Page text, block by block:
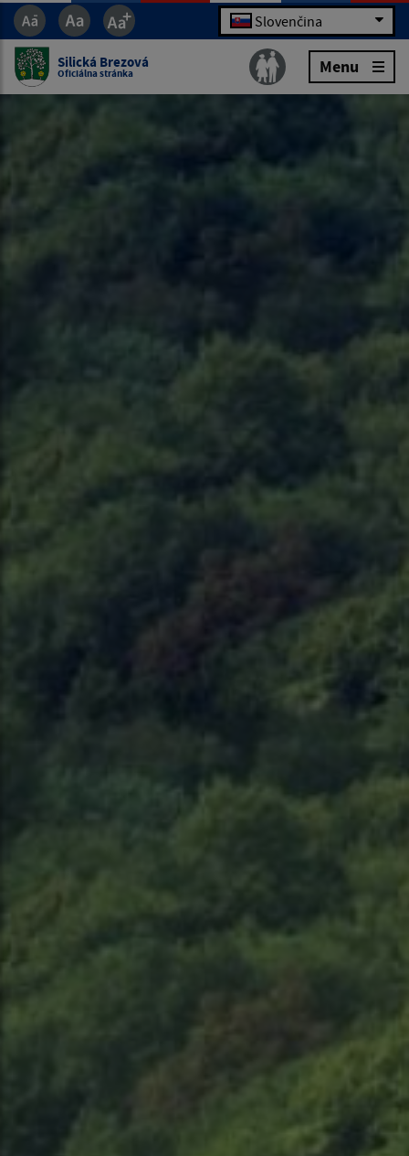
Slovenčina
Silická Brezová
Oficiálna stránka Menu